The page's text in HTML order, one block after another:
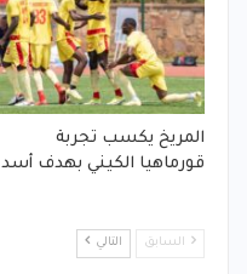
المريخ يكسب تجربة
قورماهيا الكيني بهدف أسد
السابق التالي